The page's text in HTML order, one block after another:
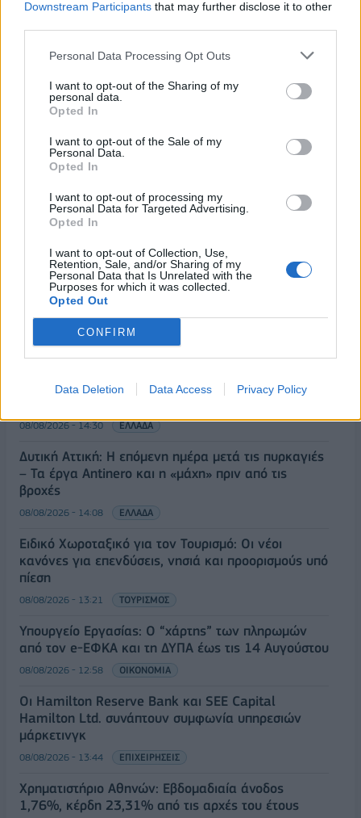
Downstream Participants that may further disclose it to other
Personal Data Processing Opt Outs
I want to opt-out of the Sharing of my
personal data.
Opted In
I want to opt-out of the Sale of my
Personal Data.
Opted In
I want to opt-out of processing my
Personal Data for Targeted Advertising.
Opted In
I want to opt-out of Collection, Use,
Retention, Sale, and/or Sharing of my
Personal Data that Is Unrelated with the
Purposes for which it was collected.
Opted Out
CONFIRM
Data Deletion Data Access Privacy Policy
Δυνατότητα διαγραφής
του υπ. Εργασίας
Καμμένος: Τσίπρας -
Ελλάδα
ΡΟΗ ΕΙΔΗΣΕΩΝ
56.000 επιβάτες αναχωρούν σήμερα από τα
08/08/2026 - 14:30 ΕΛΛΑΔΑ
Δυτική Αττική: Η επόμενη ημέρα μετά τις πυρκαγιές
– Τα έργα Antinero και η «μάχη» πριν από τις
βροχές
08/08/2026 - 14:08 ΕΛΛΑΔΑ
Ειδικό Χωροταξικό για τον Τουρισμό: Οι νέοι
κανόνες για επενδύσεις, νησιά και προορισμούς υπό
πίεση
08/08/2026 - 13:21 ΤΟΥΡΙΣΜΟΣ
Υπουργείο Εργασίας: Ο “χάρτης” των πληρωμών
από τον e-ΕΦΚΑ και τη ΔΥΠΑ έως τις 14 Αυγούστου
08/08/2026 - 12:58 ΟΙΚΟΝΟΜΙΑ
Οι Hamilton Reserve Bank και SEE Capital
Hamilton Ltd. συνάπτουν συμφωνία υπηρεσιών
μάρκετινγκ
08/08/2026 - 13:44 ΕΠΙΧΕΙΡΗΣΕΙΣ
Χρηματιστήριο Αθηνών: Εβδομαδιαία άνοδος
1,76%, κέρδη 23,31% από τις αρχές του έτους